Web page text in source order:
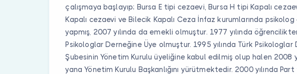
çalışmaya başlayıp; Bursa E tipi cezaevi, Bursa H tipi Kapalı
Kapalı cezaevi ve Bilecik Kapalı Ceza İnfaz kurumlarında
yapmış, 2007 yılında da emekli olmuştur. 1977 yılında
Psikologlar Derneğine Üye olmuştur. 1995 yılında Türk Psikologlar
Şubesinin Yönetim Kurulu üyeliğine kabul edilmiş olup halen 2008
yana Yönetim Kurulu Başkanlığını yürütmektedir. 2000 yılında